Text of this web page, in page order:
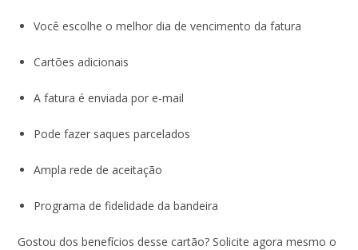
Você escolhe o melhor dia de vencimento da fatura
Cartões adicionais
A fatura é enviada por e-mail
Pode fazer saques parcelados
Ampla rede de aceitação
Programa de fidelidade da bandeira
Gostou dos benefícios desse cartão? Solicite agora mesmo o